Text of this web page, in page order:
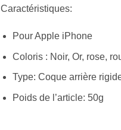
Caractéristiques:
Pour Apple iPhone
Coloris : Noir, Or, rose,
Type: Coque arrière
Poids de l’article: 50g